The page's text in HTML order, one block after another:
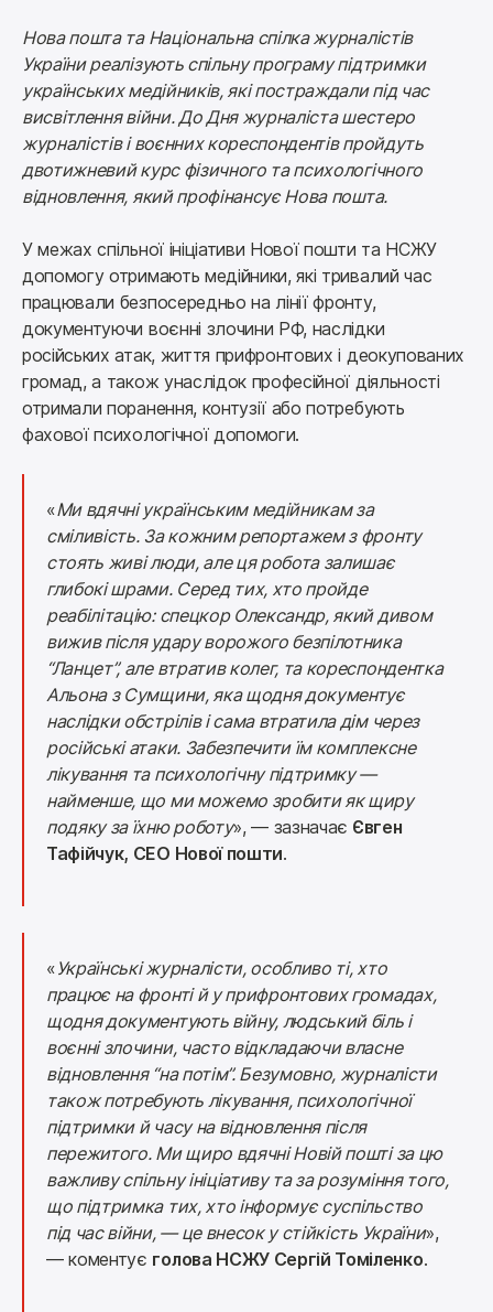
Нова пошта та Національна спілка журналістів
України реалізують спільну програму підтримки
українських медійників, які постраждали під час
висвітлення війни. До Дня журналіста шестеро
журналістів і воєнних кореспондентів пройдуть
двотижневий курс фізичного та психологічного
відновлення, який профінансує Нова пошта.
У межах спільної ініціативи Нової пошти та НСЖУ
допомогу отримають медійники, які тривалий час
працювали безпосередньо на лінії фронту,
документуючи воєнні злочини РФ, наслідки
російських атак, життя прифронтових і деокупованих
громад, а також унаслідок професійної діяльності
отримали поранення, контузії або потребують
фахової психологічної допомоги.
«Ми вдячні українським медійникам за
сміливість. За кожним репортажем з фронту
стоять живі люди, але ця робота залишає
глибокі шрами. Серед тих, хто пройде
реабілітацію: спецкор Олександр, який дивом
вижив після удару ворожого безпілотника
“Ланцет”, але втратив колег, та кореспондентка
Альона з Сумщини, яка щодня документує
наслідки обстрілів і сама втратила дім через
російські атаки. Забезпечити їм комплексне
лікування та психологічну підтримку —
найменше, що ми можемо зробити як щиру
подяку за їхню роботу», — зазначає Євген
Тафійчук, CEO Нової пошти.
«Українські журналісти, особливо ті, хто
працює на фронті й у прифронтових громадах,
щодня документують війну, людський біль і
воєнні злочини, часто відкладаючи власне
відновлення “на потім”. Безумовно, журналісти
також потребують лікування, психологічної
підтримки й часу на відновлення після
пережитого. Ми щиро вдячні Новій пошті за цю
важливу спільну ініціативу та за розуміння того,
що підтримка тих, хто інформує суспільство
під час війни, — це внесок у стійкість України»,
— коментує голова НСЖУ Сергій Томіленко.